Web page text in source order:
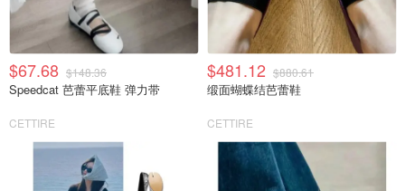
$67.68 $148.36
Speedcat 芭蕾平底鞋 弹力带
CETTIRE
$481.12 $880.61
缎面蝴蝶结芭蕾鞋
CETTIRE